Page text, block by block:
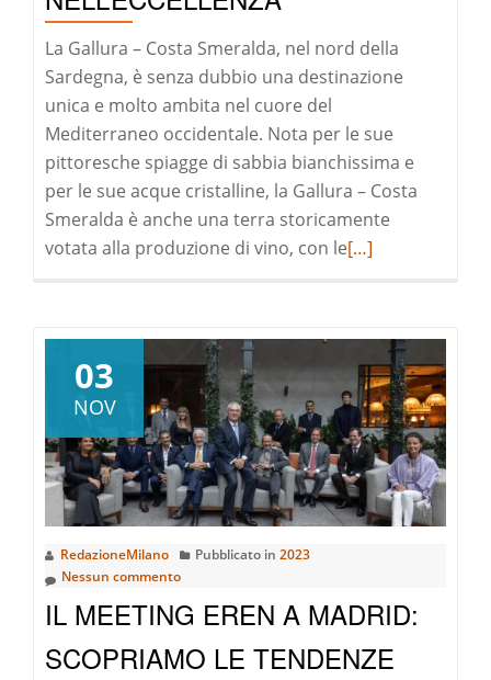
La Gallura – Costa Smeralda, nel nord della
Sardegna, è senza dubbio una destinazione
unica e molto ambita nel cuore del
Mediterraneo occidentale. Nota per le sue
pittoresche spiagge di sabbia bianchissima e
per le sue acque cristalline, la Gallura – Costa
Smeralda è anche una terra storicamente
votata alla produzione di vino, con leLeggi
investire
nell’eccellenza
[…]
03
NOV
RedazioneMilano Pubblicato in 2023
Nessun commento
IL MEETING EREN A MADRID:
SCOPRIAMO LE TENDENZE